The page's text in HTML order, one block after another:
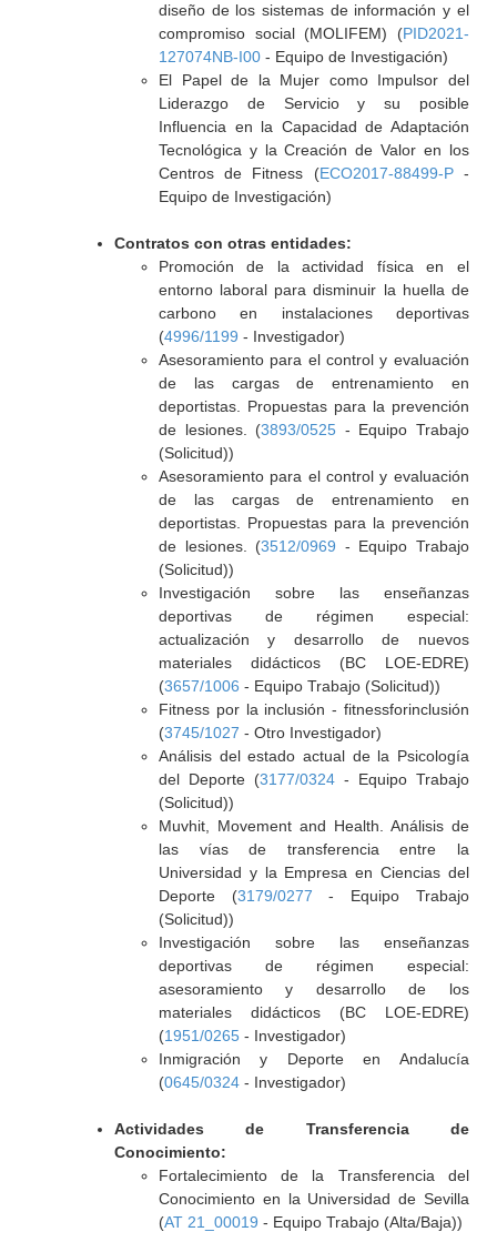
diseño de los sistemas de información y el
compromiso social (MOLIFEM) (PID2021-
127074NB-I00- Equipo de Investigación)
El Papel de la Mujer como Impulsor del
Liderazgo de Servicio y su posible
Influencia en la Capacidad de Adaptación
Tecnológica y la Creación de Valor en los
Centros de Fitness (ECO2017-88499-P-
Equipo de Investigación)
Contratos con otras entidades:
Promoción de la actividad física en el
entorno laboral para disminuir la huella de
carbono en instalaciones deportivas
(4996/1199 - Investigador)
Asesoramiento para el control y evaluación
de las cargas de entrenamiento en
deportistas. Propuestas para la prevención
de lesiones. (3893/0525 - Equipo Trabajo
(Solicitud))
Asesoramiento para el control y evaluación
de las cargas de entrenamiento en
deportistas. Propuestas para la prevención
de lesiones. (3512/0969 - Equipo Trabajo
(Solicitud))
Investigación sobre las enseñanzas
deportivas de régimen especial:
actualización y desarrollo de nuevos
materiales didácticos (BC LOE-EDRE)
(3657/1006 - Equipo Trabajo (Solicitud))
Fitness por la inclusión - fitnessforinclusión
(3745/1027 - Otro Investigador)
Análisis del estado actual de la Psicología
del Deporte (3177/0324- Equipo Trabajo
(Solicitud))
Muvhit, Movement and Health. Análisis de
las vías de transferencia entre la
Universidad y la Empresa en Ciencias del
Deporte (3179/0277 - Equipo Trabajo
(Solicitud))
Investigación sobre las enseñanzas
deportivas de régimen especial:
asesoramiento y desarrollo de los
materiales didácticos (BC LOE-EDRE)
(1951/0265- Investigador)
Inmigración y Deporte en Andalucía
(0645/0324- Investigador)
Actividades de Transferencia de
Conocimiento:
Fortalecimiento de la Transferencia del
Conocimiento en la Universidad de Sevilla
(AT 21_00019 - Equipo Trabajo (Alta/Baja))